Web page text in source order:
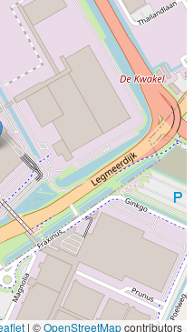
| ©OpenStreetMapcontributors